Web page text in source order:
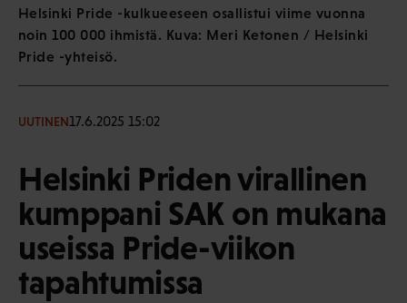
Helsinki Pride -kulkueeseen osallistui viime vuonna
noin 100 000 ihmistä. Kuva: Meri Ketonen / Helsinki
Pride -yhteisö.
UUTINEN17.6.2025 15:02
Helsinki Priden virallinen
kumppani SAK on mukana
useissa Pride-viikon
tapahtumissa